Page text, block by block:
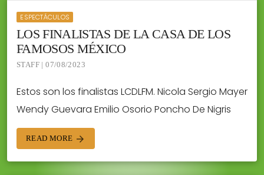
ESPECTÁCULOS
LOS FINALISTAS DE LA CASA DE LOS
FAMOSOS MÉXICO
STAFF | 07/08/2023
Estos son los finalistas LCDLFM. Nicola Sergio Mayer
Wendy Guevara Emilio Osorio Poncho De Nigris
READ MORE arrow_forward